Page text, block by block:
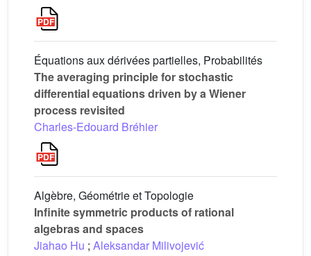
Équations aux dérivées partielles, Probabilités
The averaging principle for stochastic
differential equations driven by a Wiener
process revisited
Charles-Edouard Bréhier
Algèbre, Géométrie et Topologie
Infinite symmetric products of rational
algebras and spaces
Jiahao Hu ; Aleksandar Milivojević